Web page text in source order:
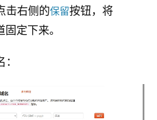
击右侧的保留按钮，将
定下来。